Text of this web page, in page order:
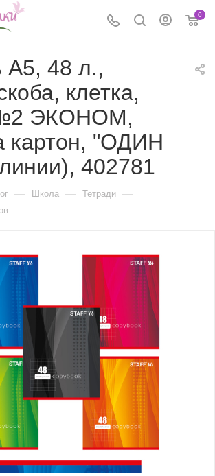
0
А5, 48 л.,
клетка,
ЭКОНОМ,
картон, "ОДИН
402781
— Школа — Тетради —